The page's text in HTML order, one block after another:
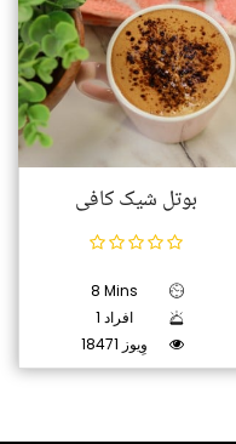
بوتل شیک کافی
8 Mins
1 افراد
18471 وِیوز